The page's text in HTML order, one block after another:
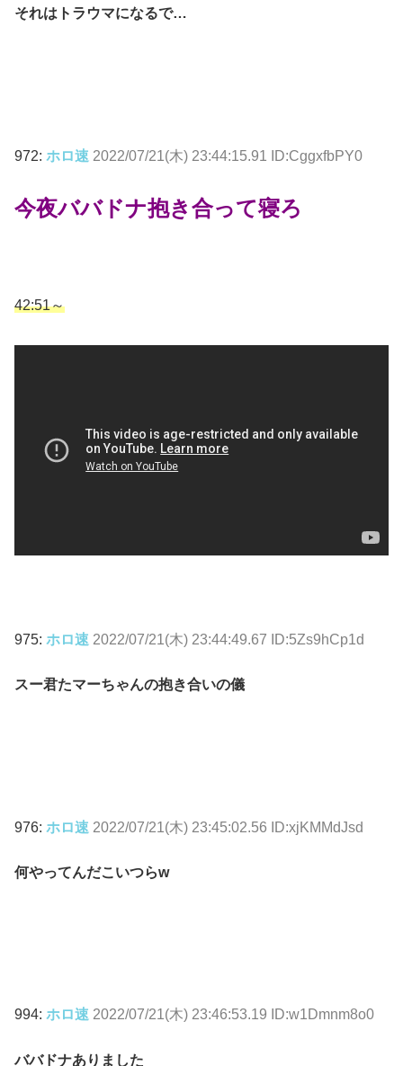
それはトラウマになるで…
972: ホロ速 2022/07/21(木) 23:44:15.91 ID:CggxfbPY0
今夜ババドナ抱き合って寝ろ
42:51～
975: ホロ速 2022/07/21(木) 23:44:49.67 ID:5Zs9hCp1d
スー君たマーちゃんの抱き合いの儀
976: ホロ速 2022/07/21(木) 23:45:02.56 ID:xjKMMdJsd
何やってんだこいつらw
994: ホロ速 2022/07/21(木) 23:46:53.19 ID:w1Dmnm8o0
ババドナありました